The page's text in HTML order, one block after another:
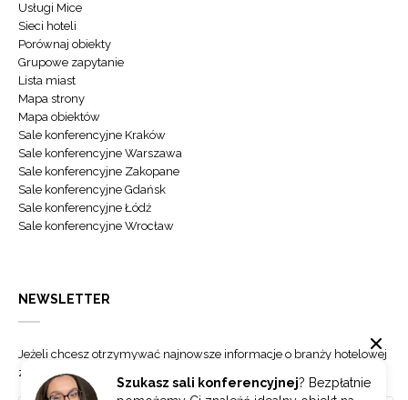
Szukasz sali konferencyjnej? Bezpłatnie
Usługi Mice
Sieci hoteli
Porównaj obiekty
Grupowe zapytanie
Lista miast
Mapa strony
Mapa obiektów
Sale konferencyjne Kraków
Sale konferencyjne Warszawa
Sale konferencyjne Zakopane
Sale konferencyjne Gdańsk
Sale konferencyjne Łódź
Sale konferencyjne Wrocław
NEWSLETTER
Jeżeli chcesz otrzymywać najnowsze informacje o branży hotelowej
zapisz się do naszego newslettera.